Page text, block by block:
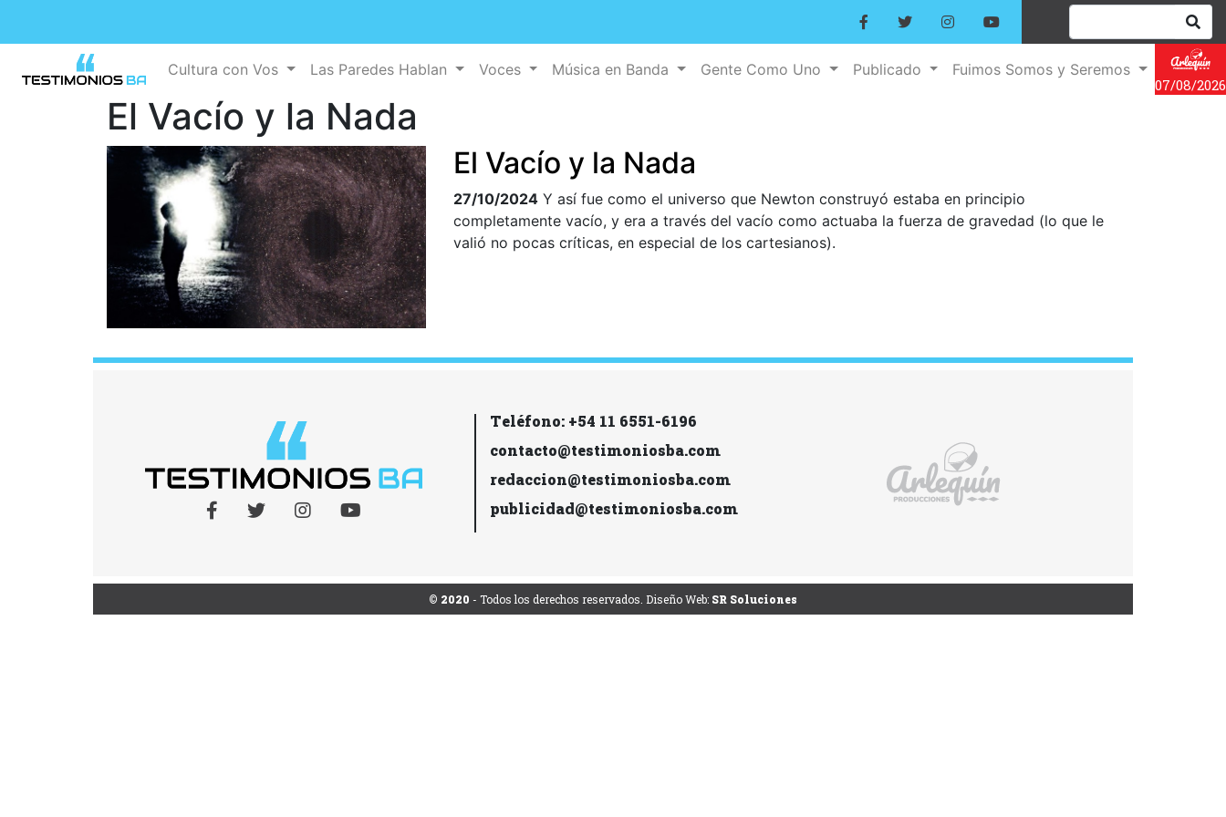
Cultura con Vos Las Paredes Hablan Voces Música en Banda Gente Como Uno Publicado
Fuimos Somos y Seremos
07/08/2026
El Vacío y la Nada
El Vacío y la Nada
27/10/2024 Y así fue como el universo que Newton construyó estaba en principio
completamente vacío, y era a través del vacío como actuaba la fuerza de gravedad (lo que le
valió no pocas críticas, en especial de los cartesianos).
Teléfono: +54 11 6551-6196
contacto@testimoniosba.com
redaccion@testimoniosba.com
publicidad@testimoniosba.com
© 2020 - Todos los derechos reservados. Diseño Web: SR Soluciones